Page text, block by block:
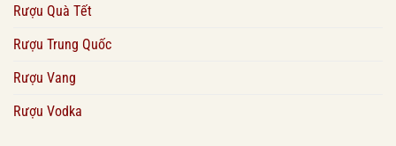
Rượu Quà Tết
Rượu Trung Quốc
Rượu Vang
Rượu Vodka